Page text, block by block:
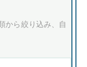
から絞り込み、自